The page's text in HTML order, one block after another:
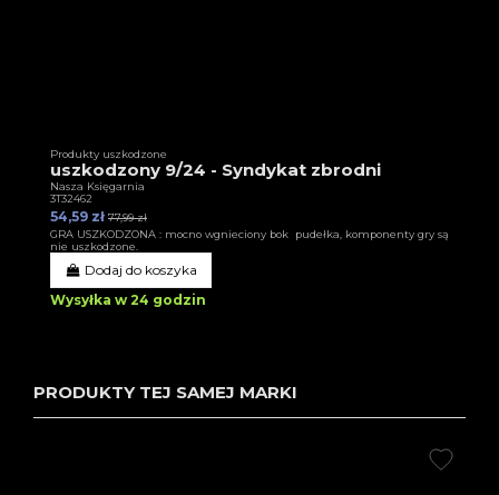
Produkty uszkodzone
uszkodzony 9/24 - Syndykat zbrodni
Nasza Księgarnia
3T32462
54,59 zł 77,99 zł
GRA USZKODZONA : mocno wgnieciony bok pudełka, komponenty gry są
nie uszkodzone.
Dodaj do koszyka
Wysyłka w 24 godzin
PRODUKTY TEJ SAMEJ MARKI